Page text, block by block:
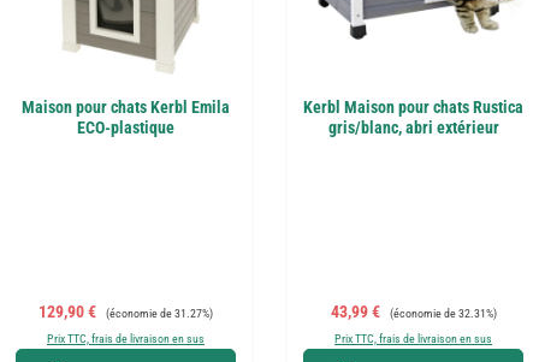
Maison pour chats Kerbl Emila
ECO-plastique
Prix de vente :
129,90 € Prix régulier :
(économie de 31.27%)
Prix TTC, frais de livraison en sus
Kerbl Maison pour chats Rustica
gris/blanc, abri extérieur
Prix de vente :
43,99 € Prix régulier :
(économie de 32.31%)
Prix TTC, frais de livraison en sus